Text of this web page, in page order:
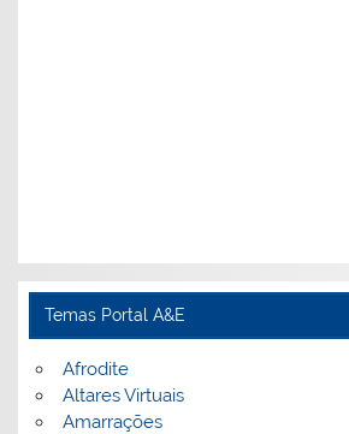
Temas Portal A&E
Afrodite
Altares Virtuais
Amarrações